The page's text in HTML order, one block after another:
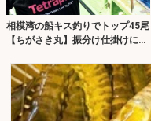
相模湾の船キス釣りでトップ45尾
【ちがさき丸】振分け仕掛けに好